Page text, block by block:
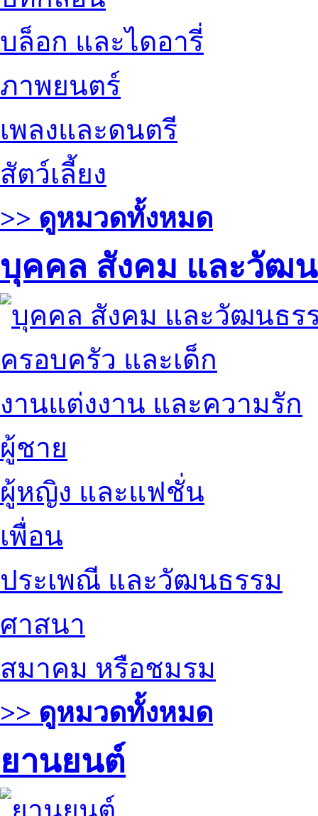
บล็อก และไดอารี่
ภาพยนตร์
เพลงและดนตรี
สัตว์เลี้ยง
>> ดูหมวดทั้งหมด
บุคคล สังคม และวัฒ
ครอบครัว และเด็ก
งานแต่งงาน และความรัก
ผู้ชาย
ผู้หญิง และแฟชั่น
เพื่อน
ประเพณี และวัฒนธรรม
ศาสนา
สมาคม หรือชมรม
>> ดูหมวดทั้งหมด
ยานยนต์